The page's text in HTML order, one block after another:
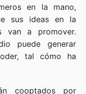
en la mano,
sus ideas en la
van a promover.
puede generar
tal cómo ha
cooptados por